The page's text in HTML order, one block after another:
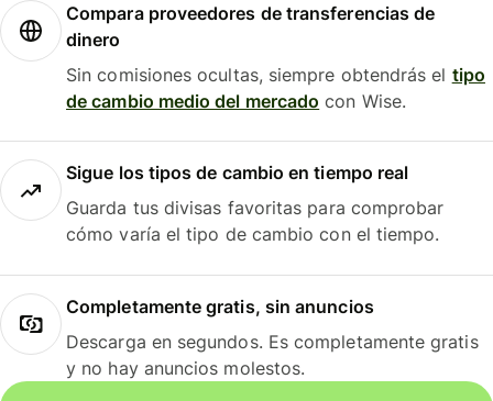
Compara proveedores de transferencias de
dinero
Sin comisiones ocultas, siempre obtendrás el tipo
de cambio medio del mercado con Wise.
Sigue los tipos de cambio en tiempo real
Guarda tus divisas favoritas para comprobar
cómo varía el tipo de cambio con el tiempo.
Completamente gratis, sin anuncios
Descarga en segundos. Es completamente gratis
y no hay anuncios molestos.